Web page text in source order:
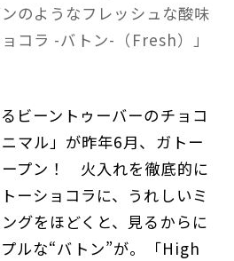
のようなフレッシュな酸味
コラ -バトン-（Fresh）」
ビーントゥーバーのチョコ
マル」が昨年6月、ガトー
プン！ 火入れを徹底的に
ーショコラに、うれしいミ
グをほどくと、見るからに
ルな“バトン”が。「High